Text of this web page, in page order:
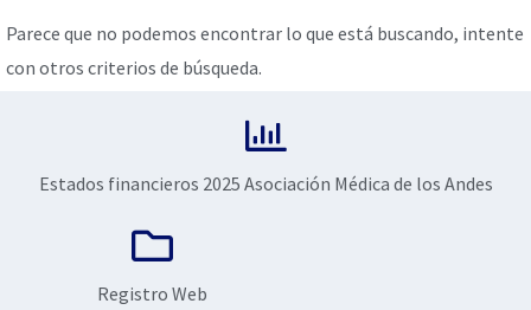
Parece que no podemos encontrar lo que está buscando, intente
con otros criterios de búsqueda.
Estados financieros 2025 Asociación Médica de los Andes
Registro Web